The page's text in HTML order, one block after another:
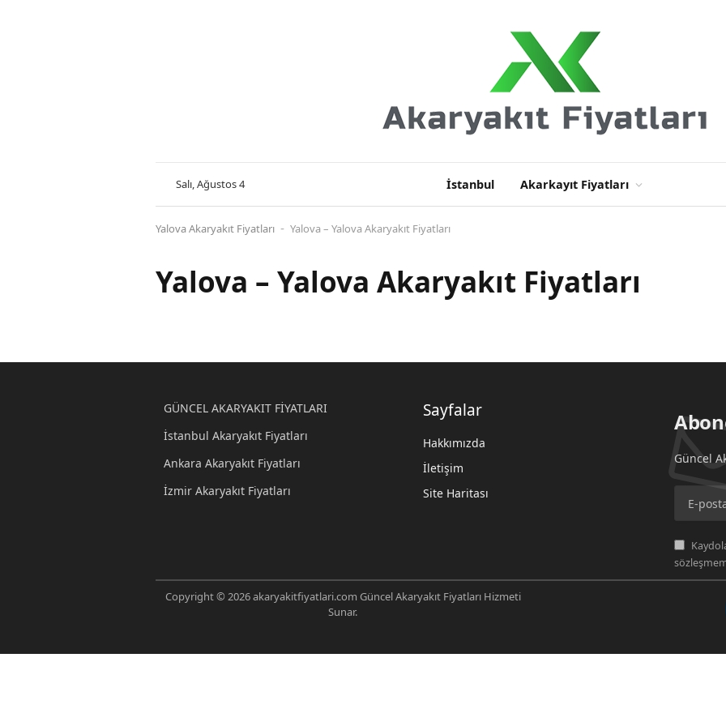
Salı, Ağustos 4 İstanbul Akarkayıt Fiyatları
Yalova Akaryakıt Fiyatları - Yalova – Yalova Akaryakıt Fiyatları
Yalova – Yalova Akaryakıt Fiyatları
GÜNCEL AKARYAKIT FİYATLARI
İstanbul Akaryakıt Fiyatları
Ankara Akaryakıt Fiyatları
İzmir Akaryakıt Fiyatları
Sayfalar
Hakkımızda
İletişim
Site Haritası
Güncel
Copyright © 2026 akaryakitfiyatlari.com Güncel Akaryakıt Fiyatları Hizmeti
Sunar.